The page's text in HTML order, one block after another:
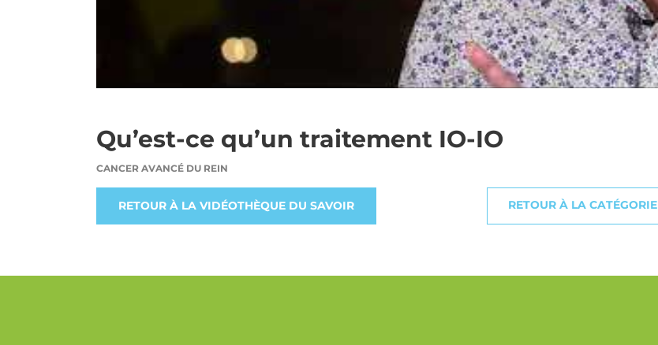
Qu’est-ce qu’un traitement IO-IO
CANCER AVANCÉ DU REIN
RETOUR À LA VIDÉOTHÈQUE DU SAVOIR RETOUR À LA CATÉGORIE